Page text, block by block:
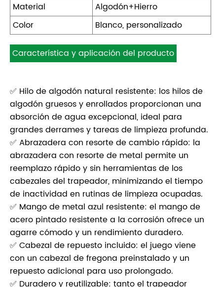
Material
Algodón+Hierro
Color
Blanco, personalizado
Característica y aplicación del producto
✅ Hilo de algodón natural resistente: los hilos de
algodón gruesos y enrollados proporcionan una
absorción de agua excepcional, ideal para
grandes derrames y tareas de limpieza profunda.
✅ Abrazadera con resorte de cambio rápido: la
abrazadera con resorte de metal permite un
reemplazo rápido y sin herramientas de los
cabezales del trapeador, minimizando el tiempo
de inactividad en rutinas de limpieza ocupadas.
✅ Mango de metal azul resistente: el mango de
acero pintado resistente a la corrosión ofrece un
agarre cómodo y un rendimiento duradero.
✅ Cabezal de repuesto incluido: el juego viene
con un cabezal de fregona preinstalado y un
repuesto adicional para uso prolongado.
✅ Duradero y reutilizable: tanto el trapeador